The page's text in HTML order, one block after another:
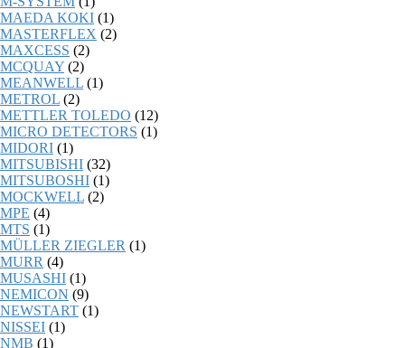
MAEDA KOKI (1)
MASTERFLEX (2)
MAXCESS (2)
MCQUAY (2)
MEANWELL (1)
METROL (2)
METTLER TOLEDO (12)
MICRO DETECTORS (1)
MIDORI (1)
MITSUBISHI (32)
MITSUBOSHI (1)
MOCKWELL (2)
MPE (4)
MTS (1)
MÜLLER ZIEGLER (1)
MURR (4)
MUSASHI (1)
NEMICON (9)
NEWSTART (1)
NISSEI (1)
NMB (1)